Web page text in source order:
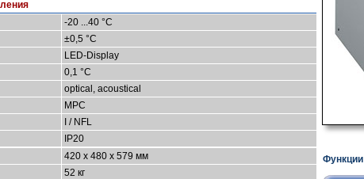
-20 ...40 °C
±0,5 °C
LED-Display
0,1 °C
optical, acoustical
MPC
I / NFL
IP20
420 x 480 x 579 мм
52 кг
Функции